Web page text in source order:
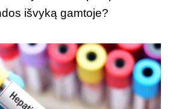
išvyką gamtoje?